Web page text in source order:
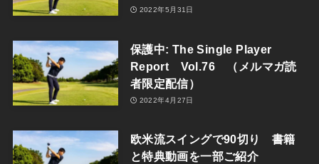
2022年5月31日
保護中: The Single Player
Report Vol.76 （メルマガ読
者限定配信）
2022年4月27日
欧米流スイングで90切り 書籍
と特典動画を一部ご紹介